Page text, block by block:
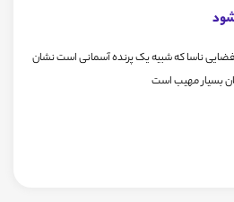
ناسا که شبیه یک پرنده آسمانی است نشان
بسیار مهیب است